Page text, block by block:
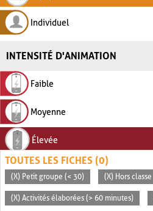
Individuel
INTENSITÉ D'ANIMATION
Faible
Moyenne
Élevée
TOUTES LES FICHES (0)
(X) Petit groupe (< 30) (X) Hors classe
(X) Activités élaborées (> 60 minutes)